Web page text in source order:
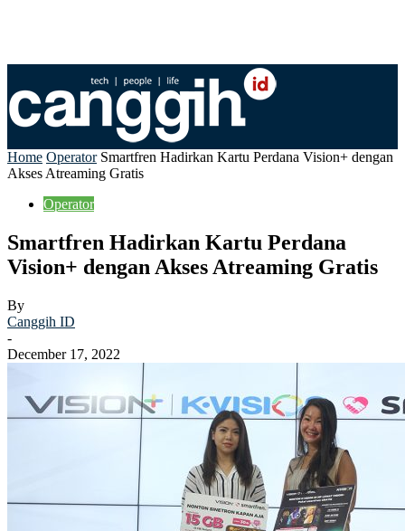
Home Operator Smartfren Hadirkan Kartu Perdana Vision+ dengan
Akses Atreaming Gratis
Operator
Smartfren Hadirkan Kartu Perdana
Vision+ dengan Akses Atreaming Gratis
By
Canggih ID
-
December 17, 2022